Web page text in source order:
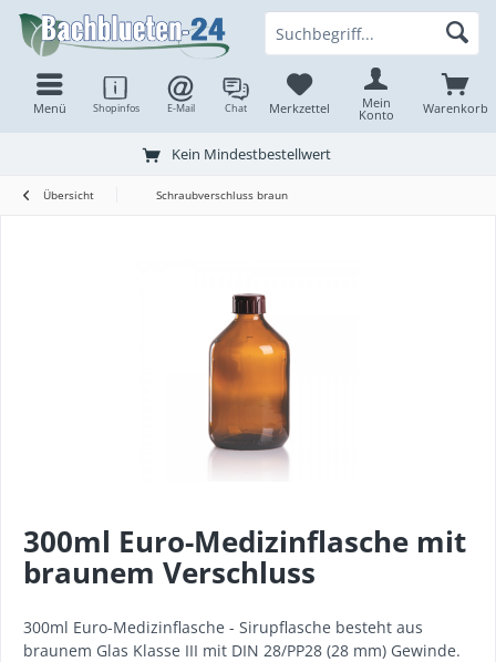
Kein Mindestbestellwert
Warenkorb
Shopinfos E-Mail Chat Merkzettel Mein
Konto
Menü
Übersicht Schraubverschluss braun
300ml Euro-Medizinflasche mit
braunem Verschluss
300ml Euro-Medizinflasche - Sirupflasche besteht aus
braunem Glas Klasse III mit DIN 28/PP28 (28 mm) Gewinde.